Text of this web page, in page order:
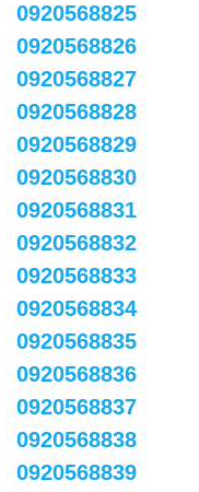
0920568825
0920568826
0920568827
0920568828
0920568829
0920568830
0920568831
0920568832
0920568833
0920568834
0920568835
0920568836
0920568837
0920568838
0920568839